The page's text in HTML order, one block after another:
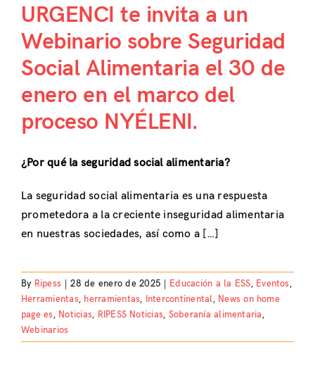
URGENCI te invita a un
Webinario sobre Seguridad
Social Alimentaria el 30 de
enero en el marco del
proceso NYÉLENI.
¿Por qué la seguridad social alimentaria?
La seguridad social alimentaria es una respuesta
prometedora a la creciente inseguridad alimentaria
en nuestras sociedades, así como a […]
By Ripess 28 de enero de 2025 Educación a la ESS, Eventos,
Herramientas, herramientas, Intercontinental, News on home
page es, Noticias, RIPESS Noticias, Soberanía alimentaria,
Webinarios